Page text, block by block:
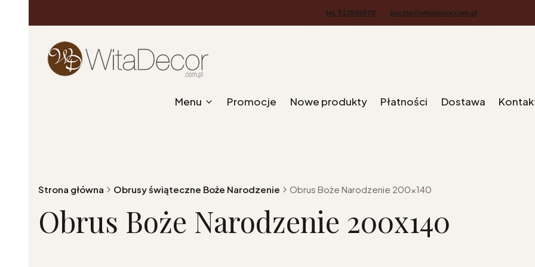
tel. 513569878 poczta@witadecor.com.pl
Menu Promocje Nowe produkty Płatności Dostawa
Strona główna Obrusy świąteczne Boże Narodzenie Obrus Boże Narodzenie 200x140
Obrus Boże Narodzenie 200x140